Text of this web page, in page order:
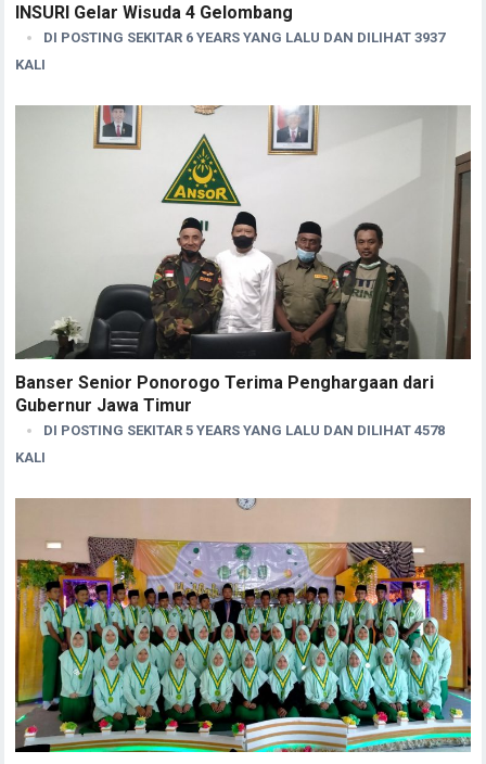
INSURI Gelar Wisuda 4 Gelombang
DI POSTING SEKITAR 6 YEARS YANG LALU DAN DILIHAT 3937
KALI
Banser Senior Ponorogo Terima Penghargaan dari
Gubernur Jawa Timur
DI POSTING SEKITAR 5 YEARS YANG LALU DAN DILIHAT 4578
KALI